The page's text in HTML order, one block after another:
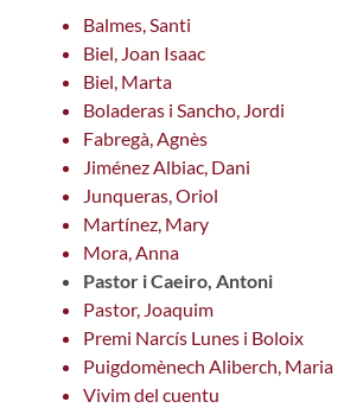
Balmes, Santi
Biel, Joan Isaac
Biel, Marta
Boladeras i Sancho, Jordi
Fabregà, Agnès
Jiménez Albiac, Dani
Junqueras, Oriol
Martínez, Mary
Mora, Anna
Pastor i Caeiro, Antoni
Pastor, Joaquim
Premi Narcís Lunes i Boloix
Puigdomènech Aliberch, Maria
Vivim del cuentu